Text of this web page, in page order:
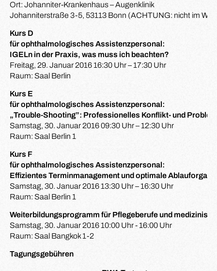
Ort: Johanniter-Krankenhaus – Augenklinik
Johanniterstraße 3-5, 53113 Bonn (ACHTUNG: nicht im
Kurs D
für ophthalmologisches Assistenzpersonal:
IGELn in der Praxis, was muss ich beachten?
Freitag, 29. Januar 2016 16:30 Uhr – 17:30 Uhr
Raum: Saal Berlin
Kurs E
für ophthalmologisches Assistenzpersonal:
„Trouble-Shooting”: Professionelles Konflikt- und
Samstag, 30. Januar 2016 09:30 Uhr – 12:30 Uhr
Raum: Saal Berlin 1
Kurs F
für ophthalmologisches Assistenzpersonal:
Effizientes Terminmanagement und optimale
Samstag, 30. Januar 2016 13:30 Uhr – 16:30 Uhr
Raum: Saal Berlin 1
Weiterbildungsprogramm für Pflegeberufe und
Samstag, 30. Januar 2016 10:00 Uhr - 16:00 Uhr
Raum: Saal Bangkok 1-2
Tagungsgebühren